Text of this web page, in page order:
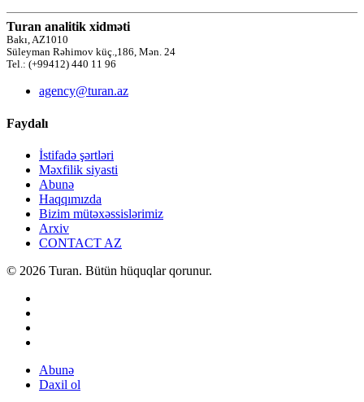
Turan analitik xidməti
Bakı, AZ1010
Süleyman Rəhimov küç.,186, Mən. 24
Tel.: (+99412) 440 11 96
agency@turan.az
Faydalı
İstifadə şərtləri
Məxfilik siyasti
Abunə
Haqqımızda
Bizim mütəxəssislərimiz
Arxiv
CONTACT AZ
© 2026 Turan. Bütün hüquqlar qorunur.
Abunə
Daxil ol